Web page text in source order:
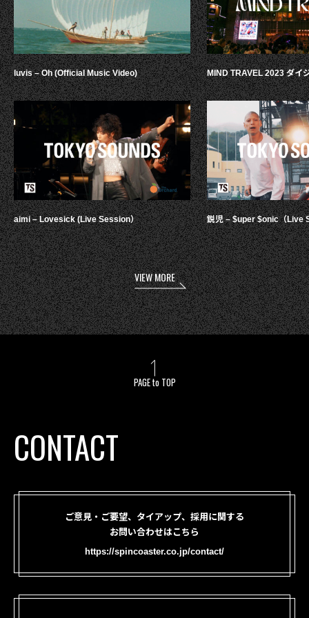
luvis – Oh (Official Music Video)
aimi – Lovesick (Live Session）
MIND TRAVEL 2023 ダイ
鋭児 – $uper $onic（Live
VIEW MORE
PAGE to TOP
CONTACT
ご意見・ご要望、タイアップ、採用に関する
お問い合わせはこちら
https://spincoaster.co.jp/contact/